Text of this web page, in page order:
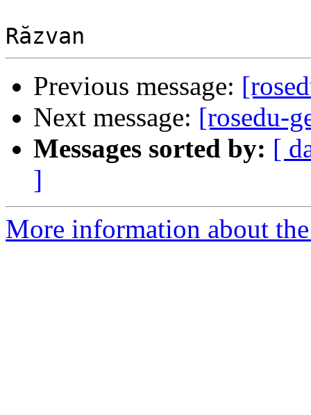
Previous message:
Next message: [rosedu-
Messages sorted by: [
]
More information about